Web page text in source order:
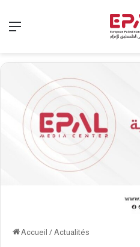
Accueil / Actualités